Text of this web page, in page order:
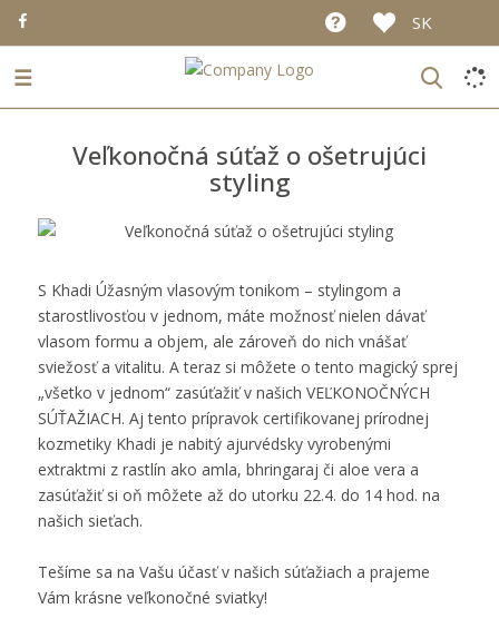
SK
☰
Veľkonočná súťaž o ošetrujúci
styling
S Khadi Úžasným vlasovým tonikom – stylingom a
starostlivosťou v jednom, máte možnosť nielen dávať
vlasom formu a objem, ale zároveň do nich vnášať
sviežosť a vitalitu. A teraz si môžete o tento magický sprej
„všetko v jednom“ zasúťažiť v našich VEĽKONOČNÝCH
SÚŤAŽIACH. Aj tento prípravok certifikovanej prírodnej
kozmetiky Khadi je nabitý ajurvédsky vyrobenými
extraktmi z rastlín ako amla, bhringaraj či aloe vera a
zasúťažiť si oň môžete až do utorku 22.4. do 14 hod. na
našich sieťach.
Tešíme sa na Vašu účasť v našich súťažiach a prajeme
Vám krásne veľkonočné sviatky!